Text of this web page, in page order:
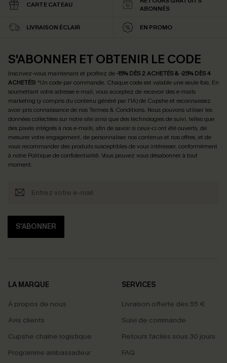
CARTE CATEAU
ABONNÉS
LIVRAISON ÉCLAIR EN PROMO
S'ABONNER ET OBTENIR LE CODE
Inscrivez-vous maintenant et profitez de -15% DÈS 2 ACHETÉS & -25% DÈS 4
ACHETÉS! *Un code par commande. Chaque code est valable une seule fois. En
soumettant votre adresse e-mail, vous acceptez de recevoir des e-mails
marketing (y compris du contenu généré par l'IA) de Cupshe et reconnaissez
avoir pris connaissance de nosTermes & Conditions. Nous pouvons utiliser les
données collectées sur notre site ainsi que des technologies de suivi, telles que
des pixels intégrés à nos e-mails, afin de savoir si ceux-ci ont été ouverts, de
mesurer votre engagement, de personnaliser nos contenus et nos offres, et de
vous recommander des produits susceptibles de vous intéresser, conformément
à notre Politique de confidentialité. Vous pouvez vous désabonner à tout
moment.
S'ABONNER
LA MARQUE
À propos de nous
Avis clients
Cupshe chaîne logistique
Programme ambassadeur
SERVICES
Livraison offerte dès 55 €
Suivi de commande
Retours faciles sous 30 jours
FAQ